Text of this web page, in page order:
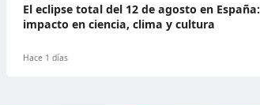
El eclipse total del 12 de agosto en España:
impacto en ciencia, clima y cultura
Hace 1 días